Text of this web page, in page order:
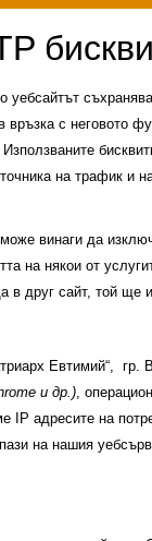
на
Групи ЗИ 2025/
2025/2026
уебсайтът
връзка с неговото
на трафик и
винаги да
на някои от
друг сайт, той ще
Евтимий“,
и др.),
IP адресите на
на нашия